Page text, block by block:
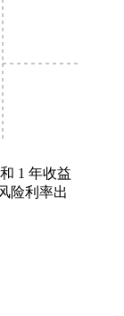
1 年收益
险利率出